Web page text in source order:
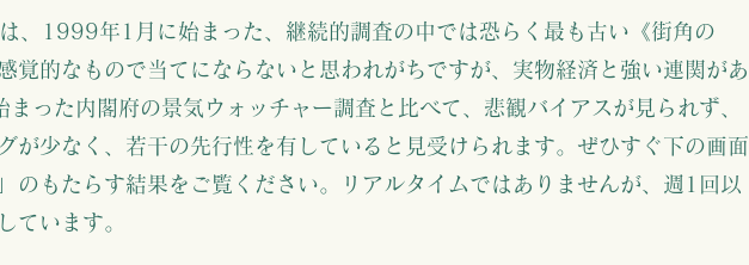
、1999年1月に始まった、継続的調査の中では恐らく最も古い《街角の
覚的なもので当てにならないと思われがちですが、実物経済と強い連関があ
った内閣府の景気ウォッチャー調査と比べて、悲観バイアスが見られず、
が少なく、若干の先行性を有していると見受けられます。ぜひすぐ下の画面
のもたらす結果をご覧ください。リアルタイムではありませんが、週1回以
ています​。